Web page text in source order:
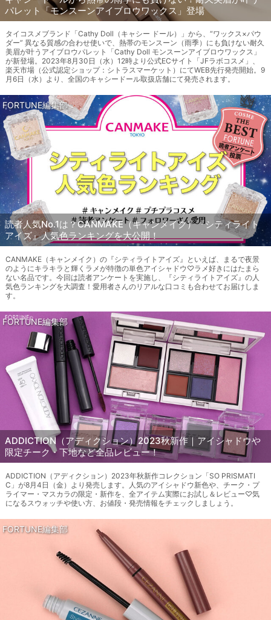
パレット「モンスーンアイブロウワックス」登場
タイコスメブランド「Cathy Doll（キャシー ドール）」から、“ワックス×パウ
ダー” 異なる質感の合わせ使いで、熱帯のモンスーン（雨季）にも負けない耐久
美眉が叶うアイブロウパレット「Cathy Doll モンスーンアイブロウワックス」
が新登場。2023年8月30日（水）12時より公式ECサイト「JFラボコスメ」、
楽天市場（公式認定ショップ：シトラスマーケット）にてWEB先行発売開始。9
月6日（水）より、全国のキャシードール取扱店舗にて発売されます。
FORTUNE編集部
読者人気No.1は？CANMAKE（キャンメイク）『シティライト
アイズ』人気色ランキングを大公開！
CANMAKE（キャンメイク）の『シティライトアイズ』といえば、まるで夜景
のようにキラキラと輝くラメが特徴の単色アイシャドウ♡ラメ好きにはたまら
ない名品です。今回は読者アンケートを実施し、『シティライトアイズ』の人
気色ランキングを大調査！愛用者さんのリアルな口コミも合わせてお届けしま
す。
FORTUNE編集部
ADDICTION（アディクション）2023秋新作｜アイシャドウや
限定チーク・下地など全品レビュー！
ADDICTION（アディクション）2023年秋新作コレクション「SO PRISMATI
C」が8月4日（金）より発売します。人気のアイシャドウ新色や、チーク・プ
ライマー・マスカラの限定・新作を、全アイテム実際にお試し＆レビュー♡気
になるスウォッチや使い方、お値段・発売情報をチェックしましょう。
FORTUNE編集部